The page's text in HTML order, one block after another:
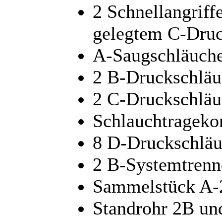
2
gelegtem C-
A-
2 B-
2 C-
8 D-
2 B-
Sammelstück
Standrohr 2B